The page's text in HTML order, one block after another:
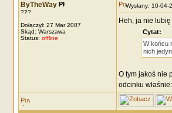
ByTheWay
???
Dołączył: 27 Mar 2007
Skąd: Warszawa
Status: offline
Wysłany: 10-
Heh, ja nie
Cytat:
W końcu
nich
O tym jakoś nie
odcinku